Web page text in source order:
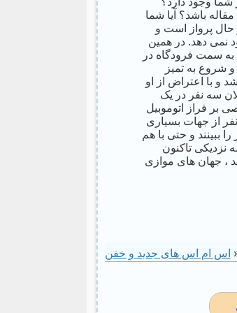
باشد؟ آیا شما
حال پرواز است و
نمی دهد. در همین
به سمت فرودگاه در
شروع به تمیز
و با اعتراض از او
سه نفر در یک
بر فراز اتوموبیل
از جهات بسیاری
ببینند و حتی با هم
نزدیکی تاکنون
، جهان های موازی
اس ام اس های جدید و خفن